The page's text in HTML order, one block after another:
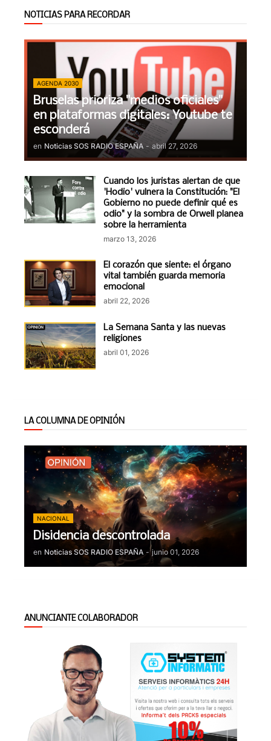
NOTICIAS PARA RECORDAR
AGENDA 2030
Bruselas prioriza "medios oficiales"
en plataformas digitales: Youtube te
esconderá
en Noticias SOS RADIO ESPAÑA - abril 27, 2026
Cuando los juristas alertan de que
'Hodio' vulnera la Constitución: "El
Gobierno no puede definir qué es
odio" y la sombra de Orwell planea
sobre la herramienta
marzo 13, 2026
El corazón que siente: el órgano
vital también guarda memoria
emocional
abril 22, 2026
La Semana Santa y las nuevas
religiones
abril 01, 2026
LA COLUMNA DE OPINIÓN
NACIONAL
Disidencia descontrolada
en Noticias SOS RADIO ESPAÑA - junio 01, 2026
ANUNCIANTE COLABORADOR